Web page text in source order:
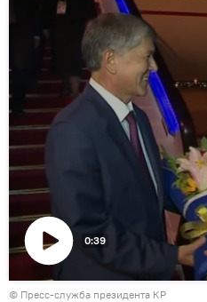
Воспроизвести
видео
0:39
© Пресс-служба президента КР